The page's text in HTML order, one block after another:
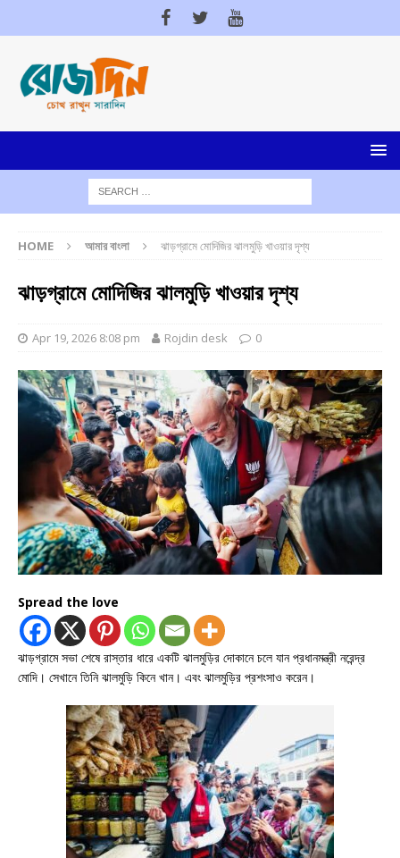
HOME আমার বাংলা ঝাড়গ্রামে মোদিজির ঝালমুড়ি খাওয়ার দৃশ্য
ঝাড়গ্রামে মোদিজির ঝালমুড়ি খাওয়ার দৃশ্য
Apr 19, 2026 8:08 pm Rojdin desk 0
Spread the love
ঝাড়গ্রামে সভা শেষে রাস্তার ধারে একটি ঝালমুড়ির দোকানে চলে যান প্রধানমন্ত্রী নরেন্দ্র
মোদি। সেখানে তিনি ঝালমুড়ি কিনে খান। এবং ঝালমুড়ির প্রশংসাও করেন।